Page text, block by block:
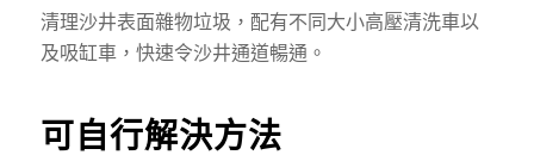
清理沙井表面雜物垃圾，配有不同大小高壓清洗車以
及吸缸車，快速令沙井通道暢通。
可自行解決方法